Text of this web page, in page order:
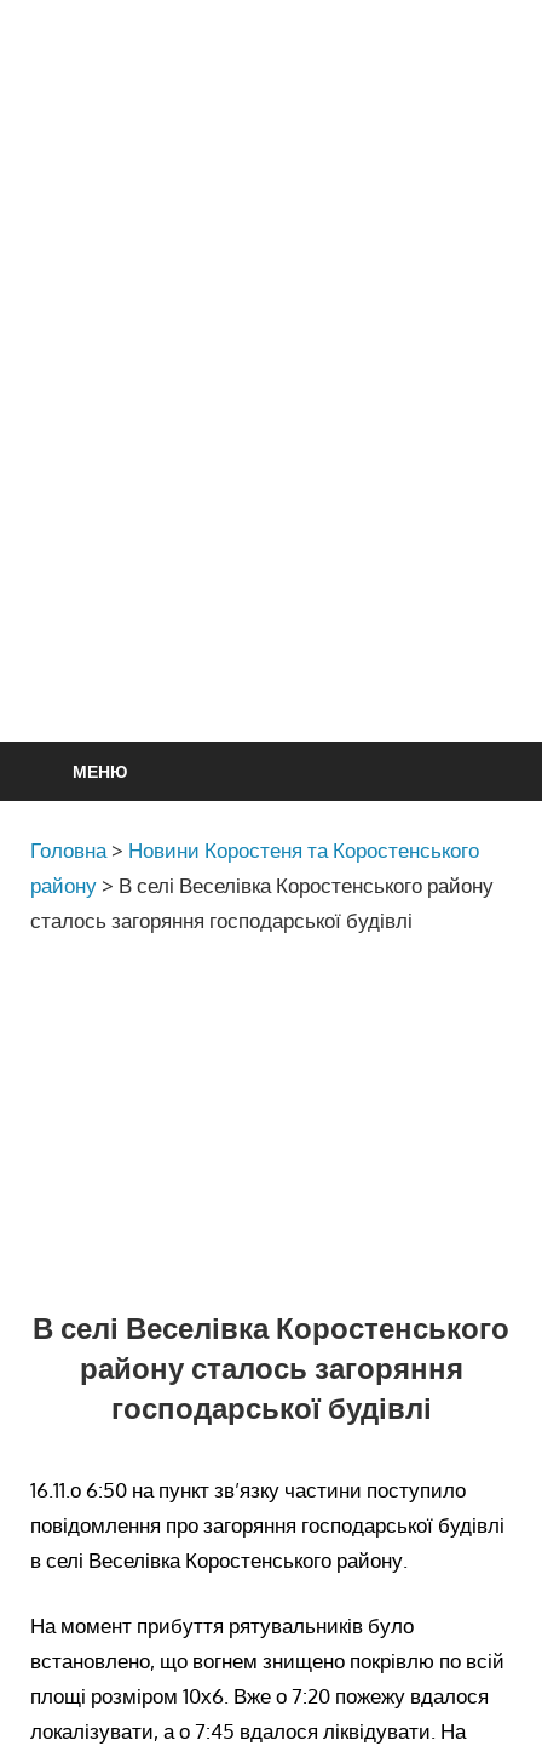
МЕНЮ
Головна > Новини Коростеня та Коростенського
району > В селі Веселівка Коростенського району
сталось загоряння господарської будівлі
В селі Веселівка Коростенського
району сталось загоряння
господарської будівлі
16.11.о 6:50 на пункт зв’язку частини поступило
повідомлення про загоряння господарської будівлі
в селі Веселівка Коростенського району.
На момент прибуття рятувальників було
встановлено, що вогнем знищено покрівлю по всій
площі розміром 10х6. Вже о 7:20 пожежу вдалося
локалізувати, а о 7:45 вдалося ліквідувати. На